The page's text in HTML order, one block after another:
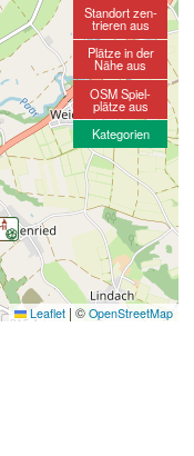
Leaflet | © OpenStreetMap
Standort zen-
trieren aus
Plätze in der
Nähe aus
OSM Spiel-
plätze aus
Kategorien